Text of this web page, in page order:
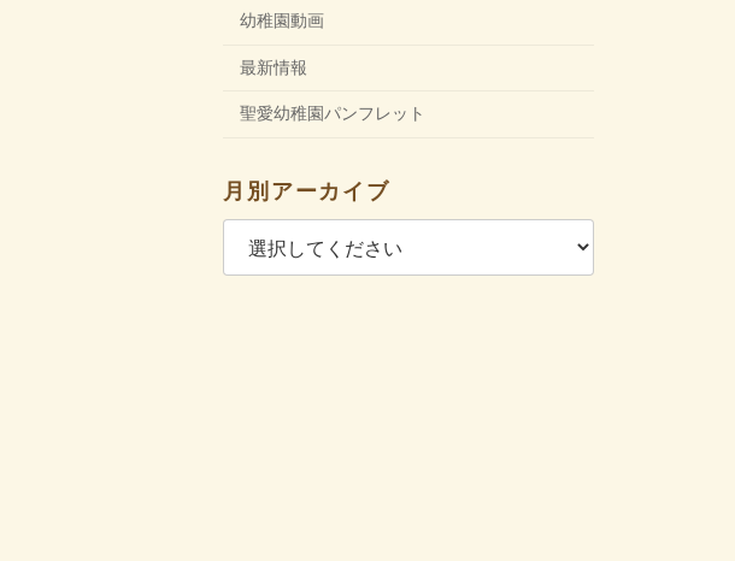
幼稚園動画
最新情報
聖愛幼稚園パンフレット
月別アーカイブ